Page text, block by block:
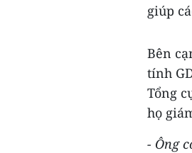
giúp
Bên
tính
Tổng
họ
- Ông